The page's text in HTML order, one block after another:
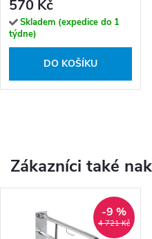
570 Kč
Skladem (expedice do 1
týdne)
DO KOŠÍKU
Zákazníci také
4 721 Kč
-9 %